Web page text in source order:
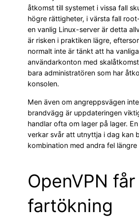
åtkomst till systemet i vissa fall
högre rättigheter, i värsta fall
en vanlig Linux-server är detta
är risken i praktiken lägre,
normalt inte är tänkt att ha vanliga
användarkonton med
bara administratören som har
konsolen.
Men även om angreppsvägen
brandvägg är uppdateringen
handlar ofta om lager på lager.
verkar svår att utnyttja i dag kan
kombination med andra fel längre
OpenVPN
fartökning